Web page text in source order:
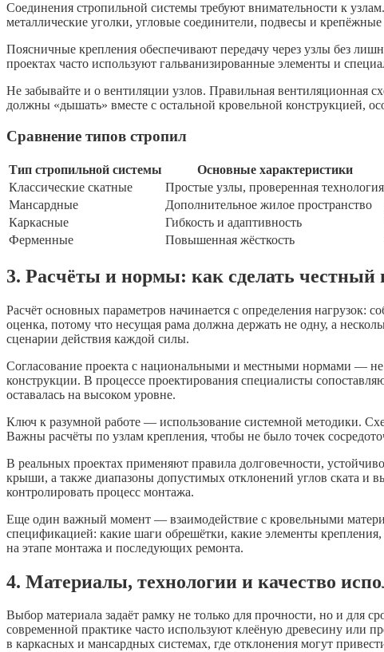
Соединения стропильной системы требуют внимательности к
металлические уголки, угловые соединители, подвесы и
Поясничные крепления обеспечивают передачу через узлы без
проектах часто используют гальванизированные элементы и
Не забывайте и о вентиляции узлов. Правильная вентиляционная
должны «дышать» вместе с остальной кровельной конструкцией,
Сравнение типов стропил
Тип стропильной системы Основные характеристики
Классические скатные
Простые узлы, проверенная технология
Мансардные
Дополнительное жилое пространство
Каркасные
Гибкость и адаптивность
Ферменные
Повышенная жёсткость
3. Расчёты и нормы: как сделать
Расчёт основных параметров начинается с определения нагрузок:
оценка, потому что несущая рама должна держать не одну, а
сценарии действия каждой силы.
Согласование проекта с национальными и местными нормами — не
конструкции. В процессе проектирования специалисты
оставалась на высоком уровне.
Ключ к разумной работе — использование системной методики.
Важны расчёты по узлам крепления, чтобы не было точек
В реальных проектах применяют правила долговечности,
крыши, а также диапазоны допустимых отклонений углов ската и
контролировать процесс монтажа.
Еще один важный момент — взаимодействие с кровельными
спецификацией: какие шаги обрешётки, какие элементы
на этапе монтажа и последующих ремонта.
4. Материалы, технологии и качество
Выбор материала задаёт рамку не только для прочности, но и для
современной практике часто используют клеёную древесину или
в каркасных и мансардных системах, где отклонения могут